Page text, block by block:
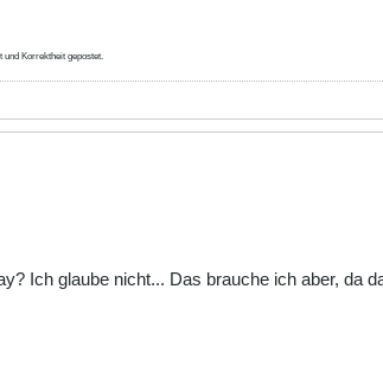
Korrektheit gepostet.
Ich glaube nicht... Das brauche ich aber, da